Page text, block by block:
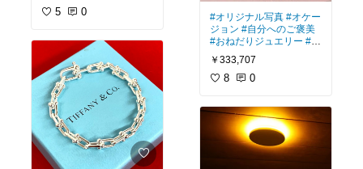
5 0 #オリジナル写真 #オケー
ジョン #自分へのご褒美
#おねだりジュエリー #TI
ブレスレット
ー #ファッション
￥333,707
8 0